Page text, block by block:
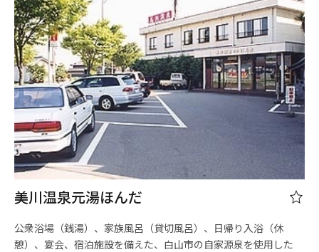
美川温泉元湯ほんだ
公衆浴場（銭湯）、家族風呂（貸切風呂）、日帰り入浴（休
憩）、宴会、宿泊施設を備えた、白山市の自家源泉を使用した